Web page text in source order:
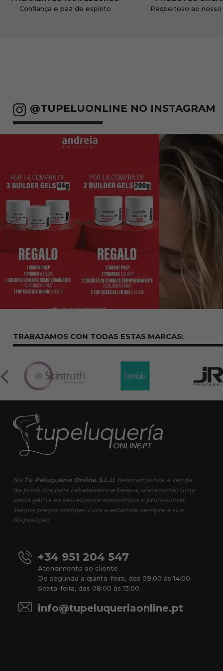
Confiança e paz de espírito
Respeitoso ao
@TUPELUONLINE NO INSTAGRAM
TRABAJAMOS CON TODAS ESTASMARCAS:
Na Tu Peluquería Online S.L.U.dedicamo-nos à venda
de produtos para cabeleireiro e beleza, oferecendo uma
vasta gama ao seu alcance económico e profissional.
Temos preços competitivos e estamos sempre à sua
disposição.
+34 951 204 547
Atendimento ao cliente
De segunda a quinta-feira, das 09:00 às 14:00.
Sexta-feira, das 08:00 às 13:00.
info@tupeluqueriaonline.pt